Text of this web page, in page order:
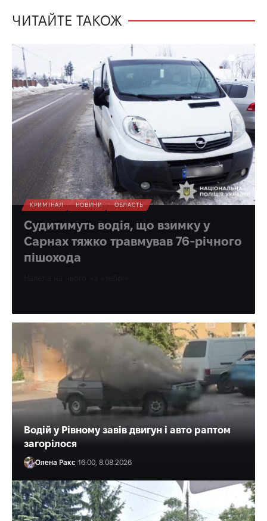
ЧИТАЙТЕ ТАКОЖ
КРИМІНАЛ НОВИНИ ОБЛАСТЬ
Судитимуть водія, що взимку у
Сарнах тяжко травмував 76-річного
пішохода
Водій у Рівному завів двигун і авто раптом
загорілося
Олена Ракс 16:00, 8.08.2026